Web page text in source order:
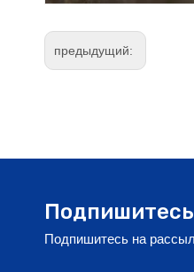
предыдущий:
Подпишитесь на